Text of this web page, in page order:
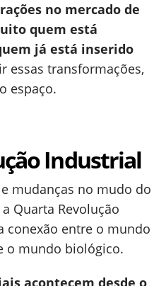
no mercado de
quem está
já está inserido
essas transformações,
espaço.
Industrial
mudanças no mudo do
Quarta Revolução
conexão entre o mundo
o mundo biológico.
acontecem desde o